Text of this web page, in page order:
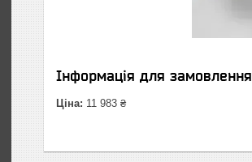
Інформація для замовлення
Ціна: 11 983 ₴